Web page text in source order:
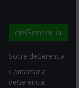
deGerencia
Sobre deGerencia
Contactar a
deGerencia